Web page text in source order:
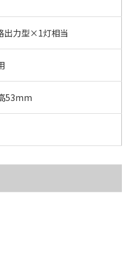
出力型×1灯相当
53mm